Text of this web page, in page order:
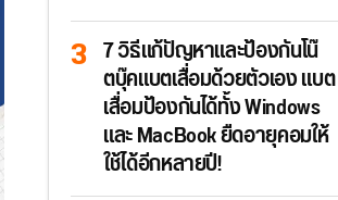
7 วิธีแก้ปัญหาและป้องกันโน๊
ตบุ๊คแบตเสื่อมด้วยตัวเอง แบต
เสื่อมป้องกันได้ทั้ง Windows
และ MacBook ยืดอายุคอมให้
ใช้ได้อีกหลายปี!